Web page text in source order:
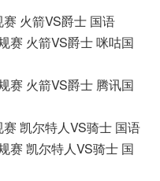
火箭VS爵士 国语
赛 火箭VS爵士 咪咕国
赛 火箭VS爵士 腾讯国
凯尔特人VS骑士 国语
赛 凯尔特人VS骑士 国